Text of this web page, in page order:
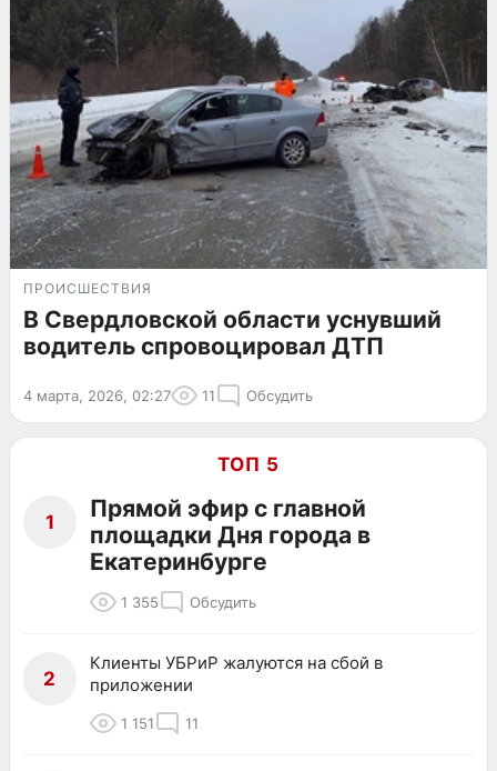
ПРОИСШЕСТВИЯ
В Свердловской области уснувший
водитель спровоцировал ДТП
4 марта, 2026, 02:27 11 Обсудить
ТОП 5
1
Прямой эфир с главной
площадки Дня города в
Екатеринбурге
1 355 Обсудить
2
Клиенты УБРиР жалуются на сбой в
приложении
1 151 11